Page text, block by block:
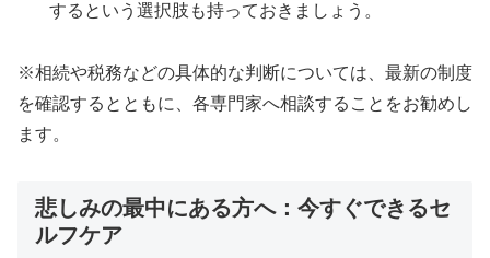
するという選択肢も持っておきましょう。
※相続や税務などの具体的な判断については、最新の制度
を確認するとともに、各専門家へ相談することをお勧めし
ます。
悲しみの最中にある方へ：今すぐできるセ
ルフケア